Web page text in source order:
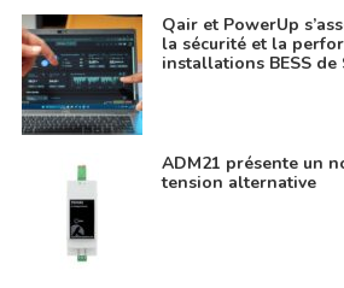
Qair et PowerUp
la sécurité et la
installations BESS de
ADM21 présente un
tension alternative